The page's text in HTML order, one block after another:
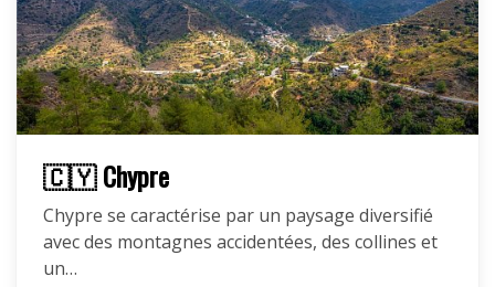
🇨🇾 Chypre
Chypre se caractérise par un paysage diversifié
avec des montagnes accidentées, des collines et
un…